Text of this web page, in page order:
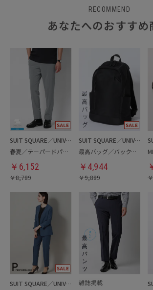
RECOMMEND
あなたへのおすすめ
SUIT SQUARE／UNIVERSAL LANGUAGE
春夏／テーパードパンツ
￥ 6,152
￥8,789
SUIT SQUARE／UNIVERSAL LANGUAGE
最高バッグ／バックパック
￥ 4,944
￥9,889 ￥
SUIT SQUARE／UNIVERSAL LANGUAGE／WHITE